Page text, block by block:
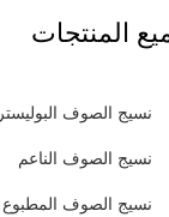
المنتجات
نسيج الصوف البوليستر
نسيج الصوف الناعم
نسيج الصوف المطبوع